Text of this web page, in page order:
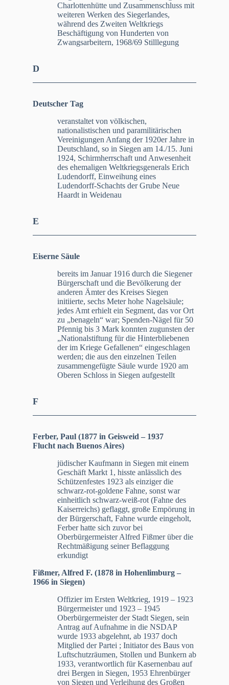
Charlottenhütte und Zusammenschluss mit
weiteren Werken des Siegerlandes,
während des Zweiten Weltkriegs
Beschäftigung von Hunderten von
Zwangsarbeitern, 1968/69 Stilllegung
D
Deutscher Tag
veranstaltet von völkischen,
nationalistischen und paramilitärischen
Vereinigungen Anfang der 1920er Jahre in
Deutschland, so in Siegen am 14./15. Juni
1924, Schirmherrschaft und Anwesenheit
des ehemaligen Weltkriegsgenerals Erich
Ludendorff, Einweihung eines
Ludendorff-Schachts der Grube Neue
Haardt in Weidenau
E
Eiserne Säule
bereits im Januar 1916 durch die Siegener
Bürgerschaft und die Bevölkerung der
anderen Ämter des Kreises Siegen
initiierte, sechs Meter hohe Nagelsäule;
jedes Amt erhielt ein Segment, das vor Ort
zu „benageln“ war; Spenden-Nägel für 50
Pfennig bis 3 Mark konnten zugunsten der
„Nationalstiftung für die Hinterbliebenen
der im Kriege Gefallenen“ eingeschlagen
werden; die aus den einzelnen Teilen
zusammengefügte Säule wurde 1920 am
Oberen Schloss in Siegen aufgestellt
F
Ferber, Paul (1877 in Geisweid – 1937
Flucht nach Buenos Aires)
jüdischer Kaufmann in Siegen mit einem
Geschäft Markt 1, hisste anlässlich des
Schützenfestes 1923 als einziger die
schwarz-rot-goldene Fahne, sonst war
einheitlich schwarz-weiß-rot (Fahne des
Kaiserreichs) geflaggt, große Empörung in
der Bürgerschaft, Fahne wurde eingeholt,
Ferber hatte sich zuvor bei
Oberbürgermeister Alfred Fißmer über die
Rechtmäßigung seiner Beflaggung
erkundigt
Fißmer, Alfred F. (1878 in Hohenlimburg –
1966 in Siegen)
Offizier im Ersten Weltkrieg, 1919 – 1923
Bürgermeister und 1923 – 1945
Oberbürgermeister der Stadt Siegen, sein
Antrag auf Aufnahme in die NSDAP
wurde 1933 abgelehnt, ab 1937 doch
Mitglied der Partei ; Initiator des Baus von
Luftschutzräumen, Stollen und Bunkern ab
1933, verantwortlich für Kasernenbau auf
drei Bergen in Siegen, 1953 Ehrenbürger
von Siegen und Verleihung des Großen